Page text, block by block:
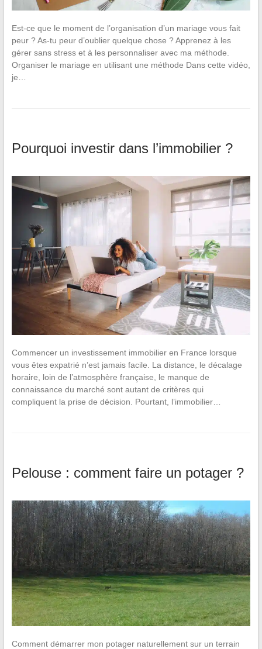
Est-ce que le moment de l’organisation d’un mariage vous fait
peur ? As-tu peur d’oublier quelque chose ? Apprenez à les
gérer sans stress et à les personnaliser avec ma méthode.
Organiser le mariage en utilisant une méthode Dans cette vidéo,
je…
Pourquoi investir dans l’immobilier ?
Commencer un investissement immobilier en France lorsque
vous êtes expatrié n’est jamais facile. La distance, le décalage
horaire, loin de l’atmosphère française, le manque de
connaissance du marché sont autant de critères qui
compliquent la prise de décision. Pourtant, l’immobilier…
Pelouse : comment faire un potager ?
Comment démarrer mon potager naturellement sur un terrain